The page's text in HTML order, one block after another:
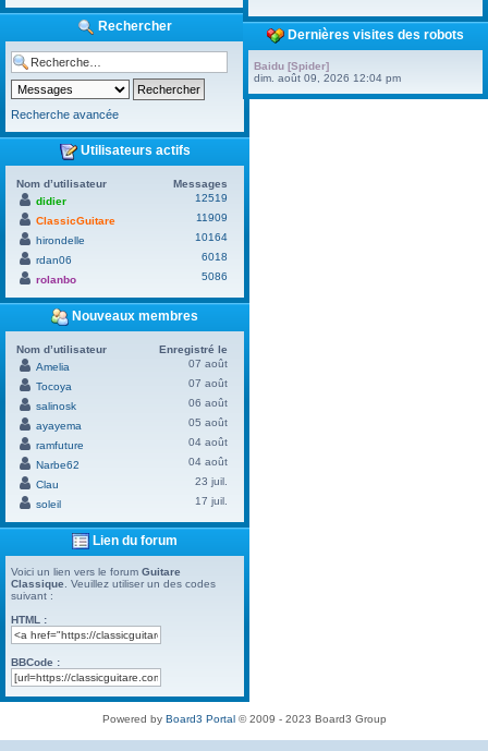
Rechercher
Recherche avancée
Utilisateurs actifs
Nom d’utilisateur
Messages
didier
12519
ClassicGuitare
11909
hirondelle
10164
rdan06
6018
rolanbo
5086
Nouveaux membres
Nom d’utilisateur
Enregistré le
Amelia
07 août
Tocoya
07 août
salinosk
06 août
ayayema
05 août
ramfuture
04 août
Narbe62
04 août
Clau
23 juil.
soleil
17 juil.
Lien du forum
Voici un lien vers le forum Guitare
Classique . Veuillez utiliser un des codes
suivant :
HTML :
BBCode :
Dernières visites des robots
Baidu [Spider]
dim. août 09, 2026 12:04 pm
Powered by Board3 Portal© 2009 - 2023 Board3 Group